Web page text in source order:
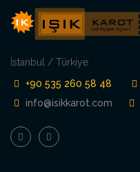
İstanbul / Türkiye
+90 535 260 58 48
info@isikkarot.com